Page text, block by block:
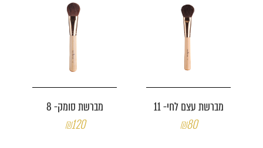
מברשת עצם לחי- 11
₪80
מברשת סומק- 8
₪120